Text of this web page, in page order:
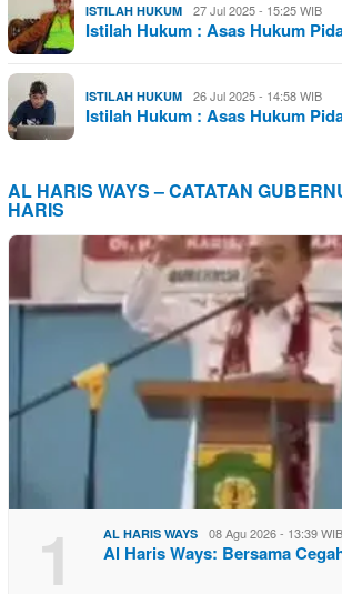
ISTILAH HUKUM 27 Jul 2025 - 15:25 WIB
Istilah Hukum : Asas Hukum
ISTILAH HUKUM 26 Jul 2025 - 14:58 WIB
Istilah Hukum : Asas Hukum
AL HARIS WAYS – CATATAN
HARIS
1 AL HARIS WAYS 08 Agu 2026 - 13:39 WIB
Al Haris Ways: Bersama